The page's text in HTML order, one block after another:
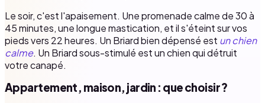
Le soir, c'est l'apaisement. Une promenade calme de 30 à
45 minutes, une longue mastication, et il s'éteint sur vos
pieds vers 22 heures. Un Briard bien dépensé est un chien
calme. Un Briard sous-stimulé est un chien qui détruit
votre canapé.
Appartement, maison, jardin : que choisir ?